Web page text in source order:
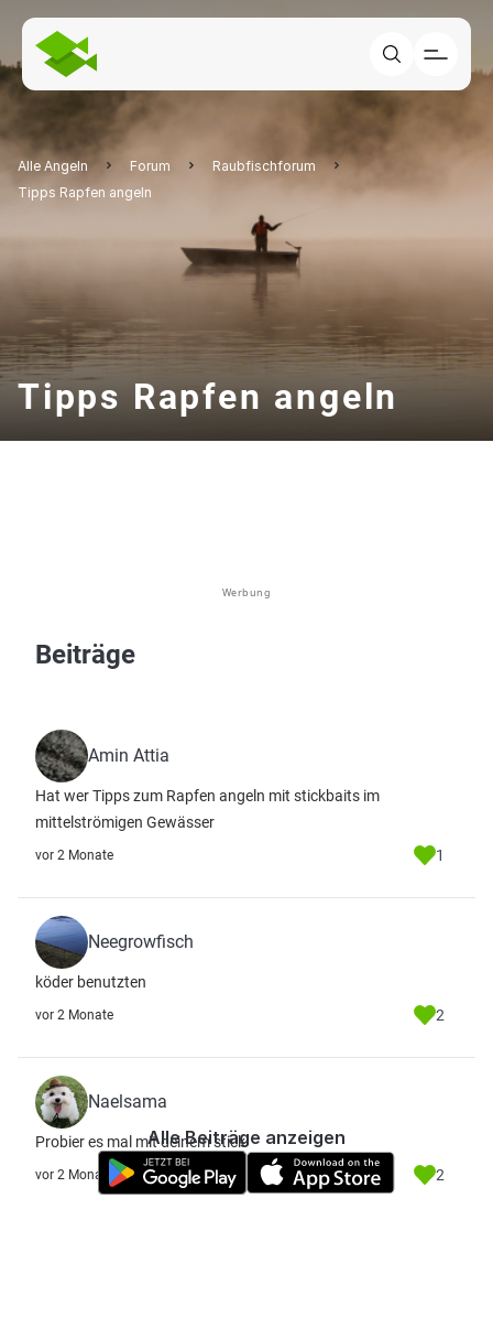
Alle Angeln Forum
Raubfischforum
Tipps Rapfen angeln
Tipps Rapfen angeln
Werbung
Beiträge
Amin Attia
Hat wer Tipps zum Rapfen angeln mit stickbaits im
mittelströmigen Gewässer
vor 2 Monate 1
Neegrowfisch
köder benutzten
vor 2 Monate 2
Naelsama
Probier es mal mit deinem stick
vor 2 Monate 2
Alle Beiträge anzeigen